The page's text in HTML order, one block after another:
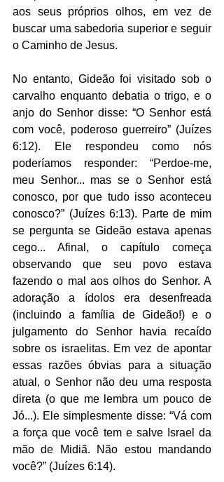
aos seus próprios olhos, em vez de
buscar uma sabedoria superior e seguir
o Caminho de Jesus.
No entanto, Gideão foi visitado sob o
carvalho enquanto debatia o trigo, e o
anjo do Senhor disse: “O Senhor está
com você, poderoso guerreiro” (Juízes
6:12). Ele respondeu como nós
poderíamos responder: “Perdoe-me,
meu Senhor... mas se o Senhor está
conosco, por que tudo isso aconteceu
conosco?” (Juízes 6:13). Parte de mim
se pergunta se Gideão estava apenas
cego... Afinal, o capítulo começa
observando que seu povo estava
fazendo o mal aos olhos do Senhor. A
adoração a ídolos era desenfreada
(incluindo a família de Gideão!) e o
julgamento do Senhor havia recaído
sobre os israelitas. Em vez de apontar
essas razões óbvias para a situação
atual, o Senhor não deu uma resposta
direta (o que me lembra um pouco de
Jó...). Ele simplesmente disse: “Vá com
a força que você tem e salve Israel da
mão de Midiã. Não estou mandando
você?” (Juízes 6:14).